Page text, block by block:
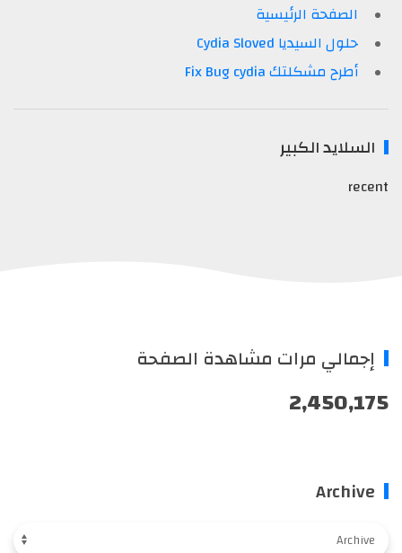
الصفحة الرئيسية
حلول السيديا Cydia Sloved
أطرح مشكلتك Fix Bug cydia
السلايد الكبير
recent
إجمالي مرات مشاهدة الصفحة
2,450,175
Archive